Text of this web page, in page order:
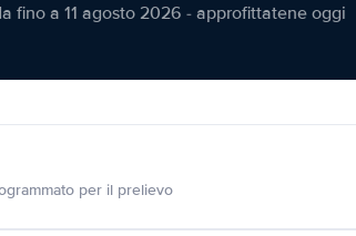
fino a 11 agosto 2026 - approfittatene oggi
per il prelievo